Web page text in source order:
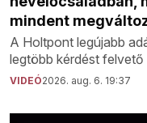
mindent
A Holtpont legújabb
legtöbb kérdést felvető
VIDEÓ2026. aug. 6. 19:37